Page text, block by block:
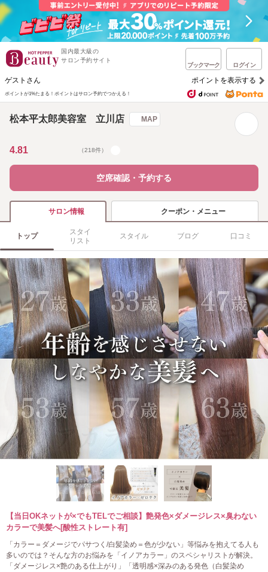
国内最大級の
サロン予約サイト
ブックマーク ログイン
ゲストさん ポイントを表示する
ポイントが1%たまる！ ポイントはサロン予約でつかえる！
松本平太郎美容室 立川店 MAP
4.81 （218件）
空席確認・予約する
サロン情報 クーポン・メニュー
トップ
スタイ
リスト
スタイル ブログ 口コミ
【当日OKネットが×でもTELでご相談】艶発色×ダメージレス×臭わない
カラーで美髪へ[酸性ストレート有]
「カラー＝ダメージでパサつく/白髪染め＝色が少ない」等悩みを抱えてる人も
多いのでは？そんな方のお悩みを「イノアカラー」のスペシャリストが解決。
「ダメージレス×艶のある仕上がり」「透明感×深みのある発色（白髪染め